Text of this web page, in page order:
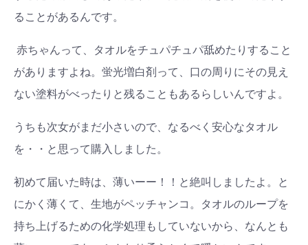
ることがあるんです。
赤ちゃんって、タオルをチュパチュパ舐めたりすること
がありますよね。蛍光増白剤って、口の周りにその見え
ない塗料がべったりと残ることもあるらしいんですよ。
うちも次女がまだ小さいので、なるべく安心なタオル
を・・と思って購入しました。
初めて届いた時は、薄いーー！！と絶叫しましたよ。と
にかく薄くて、生地がペッチャンコ。タオルのループを
持ち上げるための化学処理もしていないから、なんとも